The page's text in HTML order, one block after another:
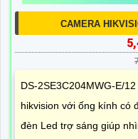
CAMERA
DS-2SE3C204MWG-E/
hikvision với ống kính có
đèn Led trợ sáng giúp